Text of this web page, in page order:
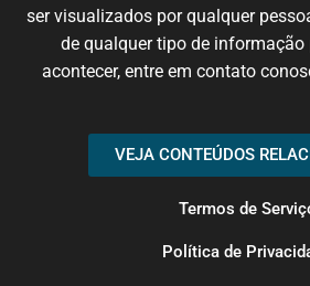
servisualizadospor qualquer
de qualquertipo de informação
acontecer, entre em contato
VEJA CONTEÚDOS
Termos de
Política de